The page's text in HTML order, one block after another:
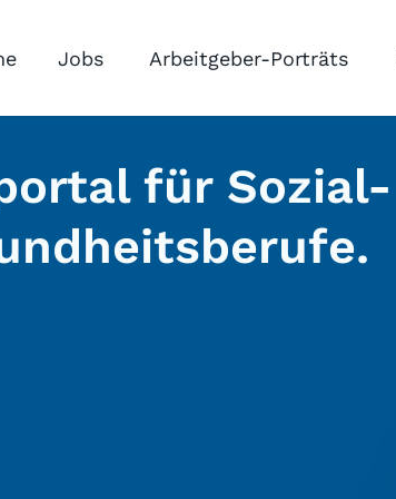
Jobs Arbeitgeber-Porträts
für Sozial-